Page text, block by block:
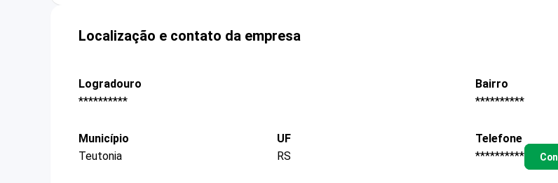
Localização e contato da empresa
Logradouro
**********
Bairro
**********
Município
Teutonia
UF
RS
Telefone
**********